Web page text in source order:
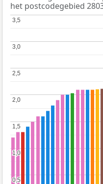
het postcodegebied
0,5
0,5
1,0
1,0
1,5
1,5
2,0
2,0
2,5
2,5
3,0
3,0
3,5
3,5